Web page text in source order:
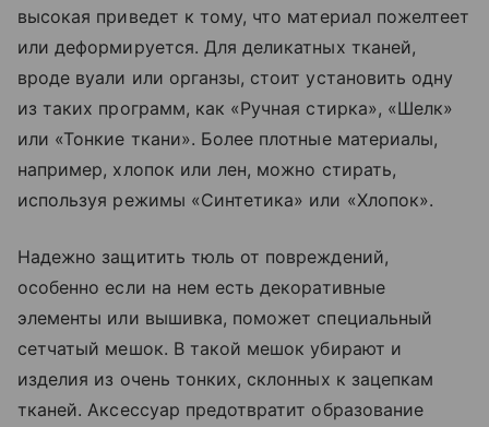
высокая приведет к тому, что материал пожелтеет
или деформируется. Для деликатных тканей,
вроде вуали или органзы, стоит установить одну
из таких программ, как «‎Ручная стирка», «‎Шелк»
или «‎Тонкие ткани». Более плотные материалы,
например, хлопок или лен, можно стирать,
используя режимы «‎Синтетика» или «‎Хлопок».
Надежно защитить тюль от повреждений,
особенно если на нем есть декоративные
элементы или вышивка, поможет специальный
сетчатый мешок. В такой мешок убирают и
изделия из очень тонких, склонных к зацепкам
тканей. Аксессуар предотвратит образование